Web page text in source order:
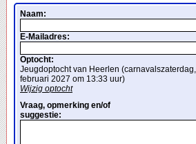
Naam:
E-Mailadres:
Optocht:
Jeugdoptocht van Heerlen
februari 2027 om 13:33 uur)
Wijzig optocht
Vraag, opmerking en/of
suggestie: